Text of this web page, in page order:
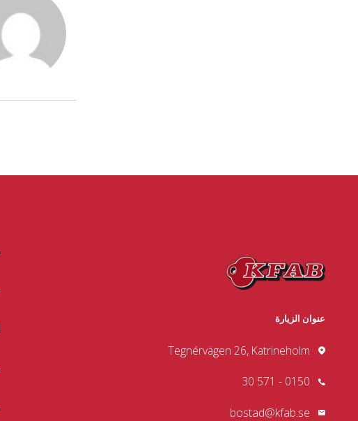
عنوان الزيارة
Tegnérvägen 26, Katrineholm
0150 - 571 30
bostad@kfab.se